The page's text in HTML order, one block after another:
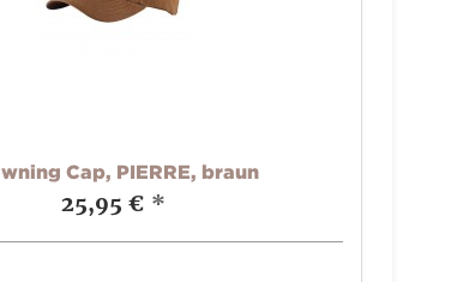
Cap, PIERRE, braun
25,95 € *